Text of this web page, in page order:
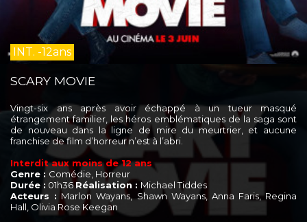
INT. -12ans
SCARY MOVIE
Vingt-six ans après avoir échappé à un tueur masqué
étrangement familier, les héros emblématiques de la saga sont
de nouveau dans la ligne de mire du meurtrier, et aucune
franchise de film d’horreur n’est à l’abri.
Interdit aux moins de 12 ans
Genre : Comédie, Horreur
Durée : 01h36Réalisation : Michael Tiddes
Acteurs : Marlon Wayans, Shawn Wayans, Anna Faris, Regina
Hall, Olivia Rose Keegan